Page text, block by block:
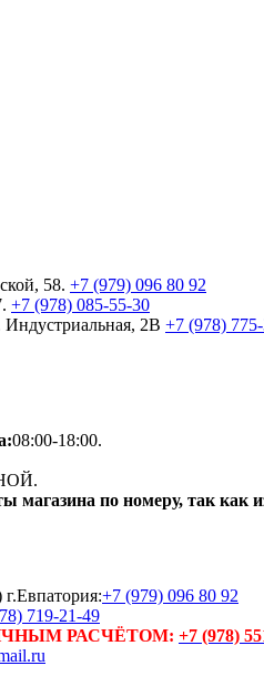
58. +7 (979) 096 80 92
+7 (978) 085-55-30
Индустриальная, 2В +7 (978)
08:00-18:00.
магазина по номеру, так как
+7 (979) 096 80 92
719-21-49
РАСЧЁТОМ: +7 (978)